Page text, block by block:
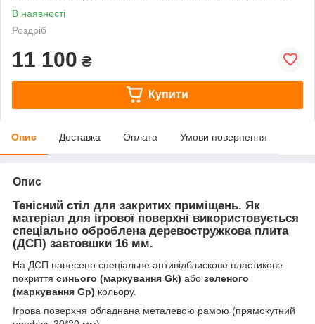
В наявності
Роздріб
11 100 ₴
Купити
Опис Доставка Оплата Умови повернення
Опис
Тенісний стіл для закритих приміщень. Як
матеріал для ігрової поверхні використовується
спеціально оброблена деревостружкова плита
(ДСП) завтовшки 16 мм.
На ДСП нанесено спеціальне антивідблискове пластикове
покриття синього (маркування Gk) або зеленого
(маркування Gp) кольору.
Ігрова поверхня обладнана металевою рамою (прямокутний